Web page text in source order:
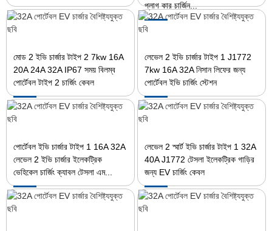
প্লাগ কার চার্জিন...
মোড 2 ইভি চার্জার টাইপ 2 7kw 16A
20A 24A 32A IP67 সময় বিলম্ব
পোর্টেবল টাইপ 2 চার্জিং কেবল
লেভেল 2 ইভি চার্জার টাইপ 1 J1772
7kw 16A 32A নিসান লিফের জন্য
পোর্টেবল ইভি চার্জিং স্টেশন
পোর্টেবল ইভি চার্জার টাইপ 1 16A 32A
লেভেল 2 ইভি চার্জার ইলেকট্রিক
ভেহিকেল চার্জিং ক্যাবল টেসলা এম...
লেভেল 2 স্মার্ট ইভি চার্জার টাইপ 1 32A
40A J1772 টেসলা ইলেকট্রিক গাড়ির
জন্য EV চার্জিং কেবল